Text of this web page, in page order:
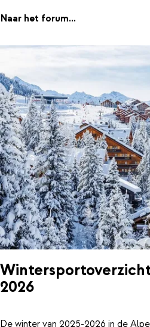
Naar het forum...
2026
De winter van 2025-2026 in de